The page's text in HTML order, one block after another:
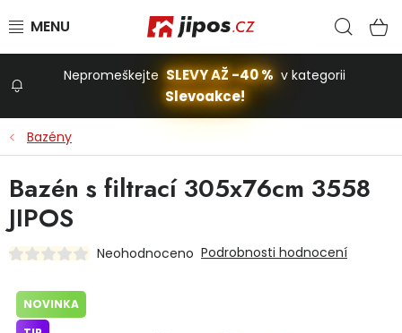
Stavba a dům
Dílna
Nepromeškejte SLEVY AŽ -40 % v kategorii
Slevoakce!
Bazény
Bazén s filtrací 305x76cm 3558
JIPOS
Neohodnoceno Podrobnosti hodnocení
NOVINKA